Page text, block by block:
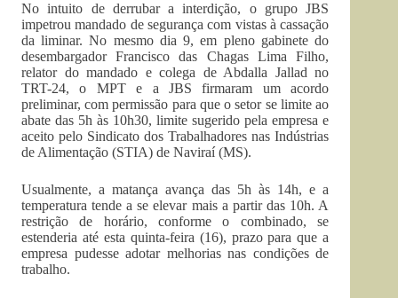
No intuito de derrubar a interdição, o grupo JBS
impetrou mandado de segurança com vistas à cassação
da liminar. No mesmo dia 9, em pleno gabinete do
desembargador Francisco das Chagas Lima Filho,
relator do mandado e colega de Abdalla Jallad no
TRT-24, o MPT e a JBS firmaram um acordo
preliminar, com permissão para que o setor se limite ao
abate das 5h às 10h30, limite sugerido pela empresa e
aceito pelo Sindicato dos Trabalhadores nas Indústrias
de Alimentação (STIA) de Naviraí (MS).
Usualmente, a matança avança das 5h às 14h, e a
temperatura tende a se elevar mais a partir das 10h. A
restrição de horário, conforme o combinado, se
estenderia até esta quinta-feira (16), prazo para que a
empresa pudesse adotar melhorias nas condições de
trabalho.